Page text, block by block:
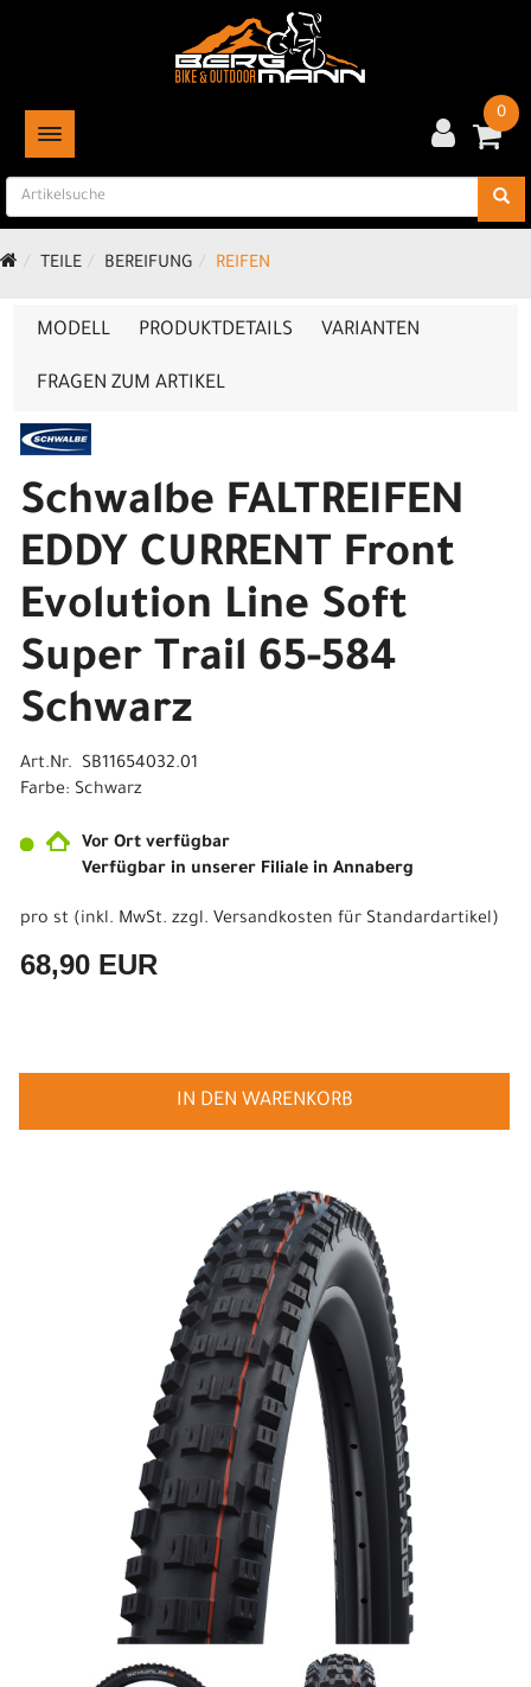
TOGGLE NAVIGATION
0
TEILE BEREIFUNG REIFEN
MODELL PRODUKTDETAILS VARIANTEN
FRAGEN ZUM ARTIKEL
Schwalbe FALTREIFEN
EDDY CURRENT Front
Evolution Line Soft
Super Trail 65-584
Schwarz
Art.Nr. SB11654032.01
Farbe: Schwarz
Vor Ort verfügbar
Verfügbar in unserer Filiale in Annaberg
pro st (inkl. MwSt. zzgl. Versandkosten für Standardartikel)
68,90 EUR
IN DEN WARENKORB